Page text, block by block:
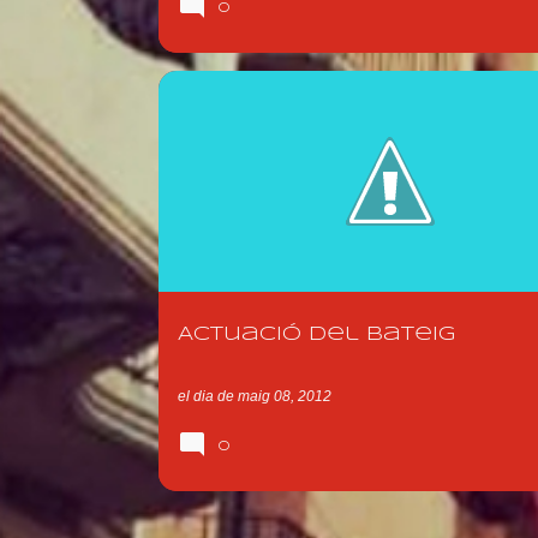
0
Actuació del bateig
el dia de maig 08, 2012
0